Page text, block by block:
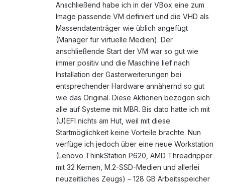
Anschließend habe ich in der VBox eine zum
Image passende VM definiert und die VHD als
Massendatenträger wie üblich angefügt
(Manager für virtuelle Medien). Der
anschließende Start der VM war so gut wie
immer positiv und die Maschine lief nach
Installation der Gasterweiterungen bei
entsprechender Hardware annähernd so gut
wie das Original. Diese Aktionen bezogen sich
alle auf Systeme mit MBR. Bis dato hatte ich mit
(U)EFI nichts am Hut, weil mit diese
Startmöglichkeit keine Vorteile brachte. Nun
verfüge ich jedoch über eine neue Workstation
(Lenovo ThinkStation P620, AMD Threadripper
mit 32 Kernen, M.2-SSD-Medien und allerlei
neuzeitliches Zeugs) – 128 GB Arbeitsspeicher